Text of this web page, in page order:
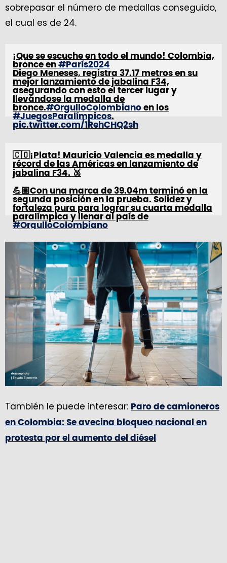
sobrepasar el número de medallas conseguido,
el cual es de 24.
¡Que se escuche en todo el mundo! Colombia,
bronce en #París2024
Diego Meneses, registra 37.17 metros en su
mejor lanzamiento de jabalina F34,
asegurando con esto el tercer lugar y
llevándose la medalla de
bronce.#OrgulloColombiano en los
#JuegosParalímpicos.
pic.twitter.com/1RehCHQ2sh
September 4, 2024
🇨🇴¡Plata! Mauricio Valencia es medalla y
récord de las Américas en lanzamiento de
jabalina F34. 🥈
💪🏽Con una marca de 39.04m terminó en la
segunda posición en la prueba. Solidez y
fortaleza pura para lograr su cuarta medalla
paralímpica y llenar al país de
#OrgulloColombiano
— Ministerio del Deporte (@MinDeporteCol)
September 4, 2024
También le puede interesar: Paro de camioneros
en Colombia: Se avecina bloqueo nacional en
protesta por el aumento del diésel